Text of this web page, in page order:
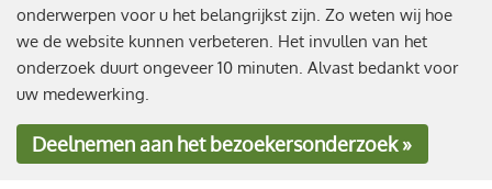
onderwerpen voor u het belangrijkst zijn. Zo weten wij hoe
we de website kunnen verbeteren. Het invullen van het
onderzoek duurt ongeveer 10 minuten. Alvast bedankt voor
uw medewerking.
Deelnemenaan het bezoekersonderzoek »